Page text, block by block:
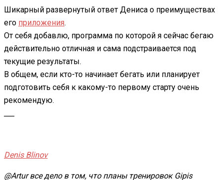
Шикарный развернутый ответ Дениса о преимуществах
его приложения.
От себя добавлю, программа по которой я сейчас бегаю
действительно отличная и сама подстраивается под
текущие результаты.
В общем, если кто-то начинает бегать или планирует
подготовить себя к какому-то первому старту очень
рекомендую.
Denis Blinov
@Artur все дело в том, что планы тренировок Gipis